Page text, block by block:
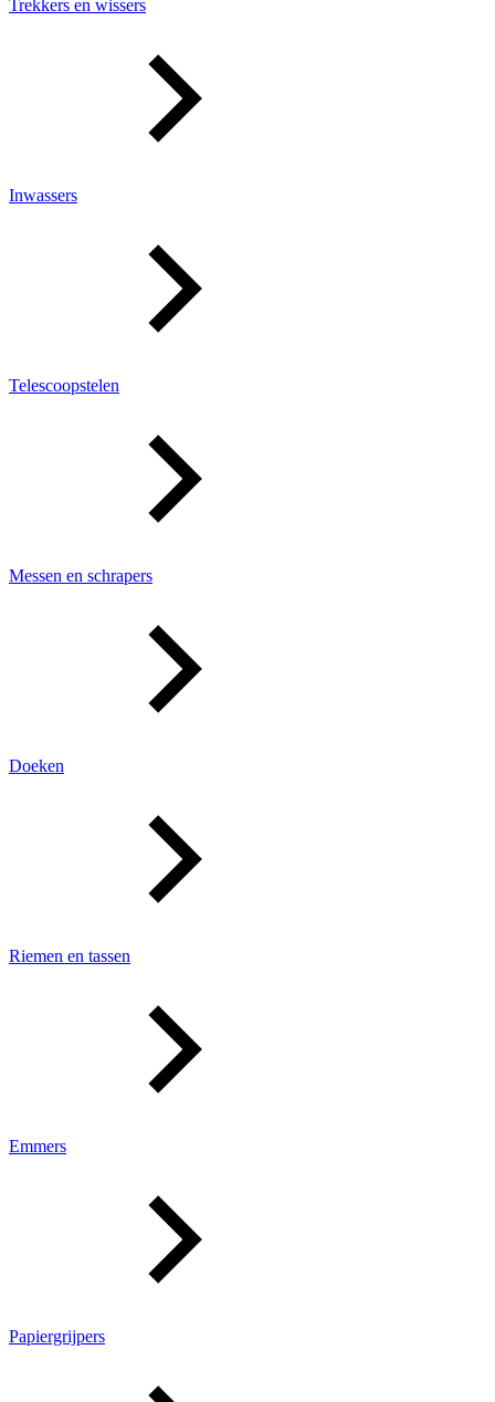
Trekkers en wissers
Inwassers
Telescoopstelen
Messen en schrapers
Doeken
Riemen en tassen
Emmers
Papiergrijpers